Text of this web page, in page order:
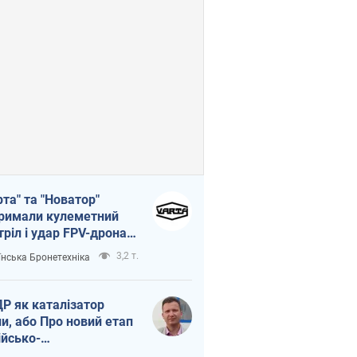
та "Новатор"
кулеметний
і удар FPV-дрона,
життя
ЗСУ
Бронетехніка 3,2 т.
як каталізатор
або Про новий етап